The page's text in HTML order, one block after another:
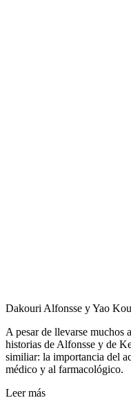
Dakouri Alfonsse y Yao
A pesar de llevarse muchos
historias de Alfonsse y de
similiar: la importancia del
médico y al farmacológico.
Leer más